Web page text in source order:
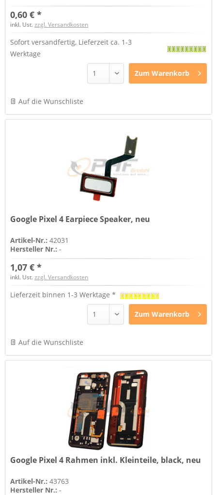
0,60 € *
inkl. Ust.zzgl. Versandkosten
Sofort versandfertig, Lieferzeit ca. 1-3
Werktage
Zum Warenkorb
Auf die Wunschliste
Google Pixel 4 Earpiece Speaker, neu
Artikel-Nr.:42031
Hersteller Nr.:-
1,07 € *
inkl. Ust.zzgl. Versandkosten
Lieferzeit binnen 1-3 Werktage *
Zum Warenkorb
Auf die Wunschliste
Google Pixel 4 Rahmen inkl. Kleinteile, black, neu
Artikel-Nr.:43763
Hersteller Nr.:-